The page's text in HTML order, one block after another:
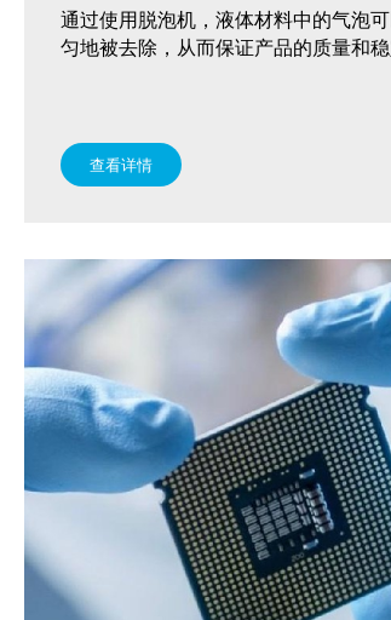
电池浆料搅拌机
行星搅拌机 SIE-ME050 锂
电池浆料匀浆机
SIE‑GX500 高速搅拌分散机
电池浆料
银浆材料
MORE+
通过使用脱泡机，液体材料中的气泡
匀地被去除，从而保证产品的质量和稳
查看详情